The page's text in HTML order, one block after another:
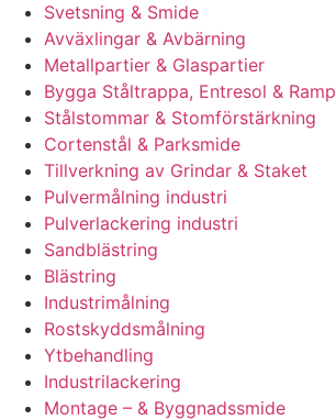
Svetsning & Smide
Avväxlingar & Avbärning
Metallpartier & Glaspartier
Bygga Ståltrappa, Entresol & Ramp
Stålstommar & Stomförstärkning
Cortenstål & Parksmide
Tillverkning av Grindar & Staket
Pulvermålning industri
Pulverlackering industri
Sandblästring
Blästring
Industrimålning
Rostskyddsmålning
Ytbehandling
Industrilackering
Montage – & Byggnadssmide